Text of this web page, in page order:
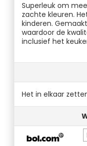
Superleuk om
zachte kleuren.
kinderen.
waardoor de
inclusief het
Het in elkaar